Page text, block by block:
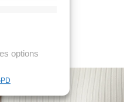
à partir
options